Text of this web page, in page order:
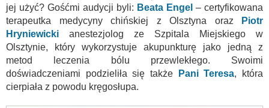
jej użyć? Gośćmi audycji byli: Beata Engel – certyfikowana
terapeutka medycyny chińskiej z Olsztyna oraz
Piotr
Hryniewicki
anestezjolog ze Szpitala Miejskiego w
Olsztynie, który wykorzystuje akupunkturę jako jedną z
metod leczenia bólu przewlekłego. Swoimi
doświadczeniami podzieliła się także
Pani Teresa, która
cierpiała z powodu kręgosłupa.